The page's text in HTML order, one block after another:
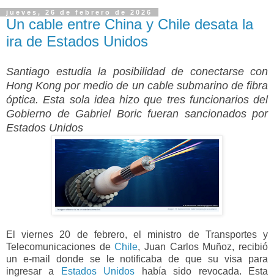
jueves, 26 de febrero de 2026
Un cable entre China y Chile desata la
ira de Estados Unidos
Santiago estudia la posibilidad de conectarse con
Hong Kong por medio de un cable submarino de fibra
óptica. Esta sola idea hizo que tres funcionarios del
Gobierno de Gabriel Boric fueran sancionados por
Estados Unidos
El viernes 20 de febrero, el ministro de Transportes y
Telecomunicaciones deChile, Juan Carlos Muñoz, recibió
un e-mail donde se le notificaba de que su visa para
ingresar a
Estados Unidos había sido revocada. Esta